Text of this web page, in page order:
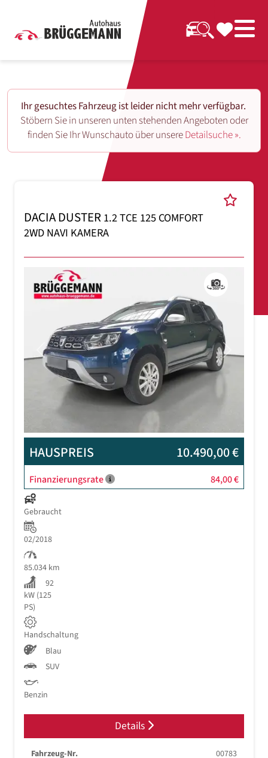
Ihr gesuchtes Fahrzeug ist leider nicht mehr verfügbar.
Stöbern Sie in unseren unten stehenden Angeboten oder
finden Sie Ihr Wunschauto über unsereDetailsuche ».
DACIA DUSTER1.2 TCE 125 COMFORT
2WD NAVI KAMERA
Previous Next
HAUSPREIS 10.490,00 €
Finanzierungsrate 84,00 €
Gebraucht
02/2018
85.034 km
92
kW (125
PS)
Handschaltung
Blau
SUV
Benzin
Details
Fahrzeug-Nr. 00783